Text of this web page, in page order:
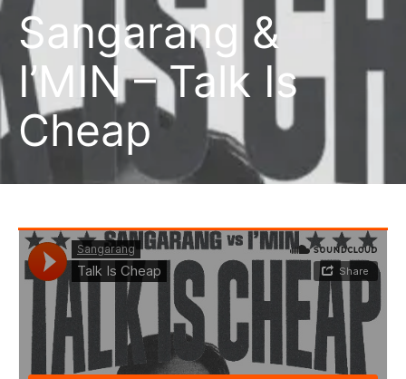
Sangarang &
I’MIN – Talk Is
Cheap